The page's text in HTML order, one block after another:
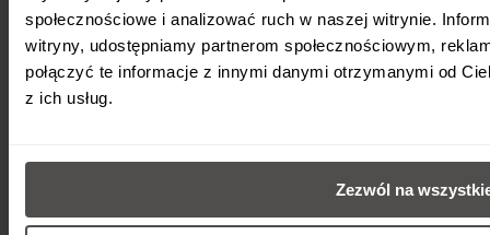
społecznościowe i analizować ruch w naszej witrynie.
witryny, udostępniamy partnerom społecznościowym,
połączyć te informacje z innymi danymi otrzymanymi od
z ich usług.
Zezwól na
Pompy ciepła
Zbiorniki
Zestawy solarne
Kotły C.O.
Znajdź instalatora